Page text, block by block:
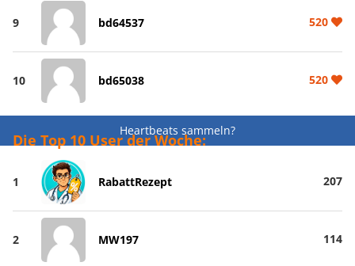
9 bd64537 520
10 bd65038 520
Heartbeats sammeln?
Die Top 10 User der Woche:
1 RabattRezept 207
2 MW197 114